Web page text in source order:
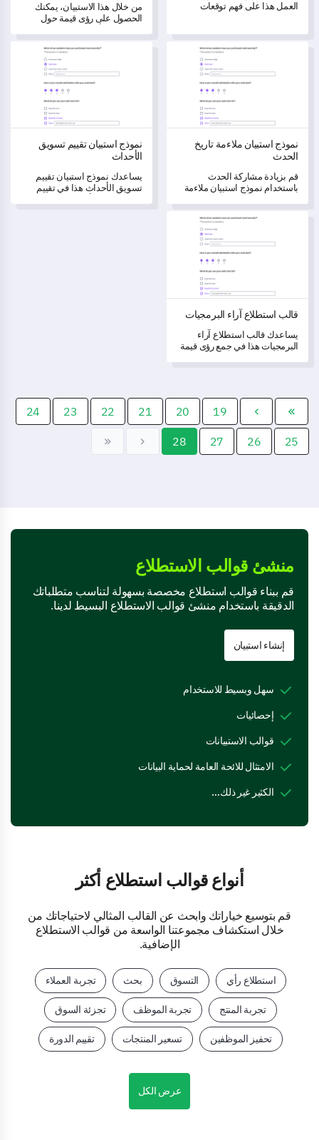
العمل هذا على فهم توقعات
تخصيص حدثك لتحقيق أقصى
من خلال هذا الاستبيان، يمكنك
الحصول على رؤى قيمة حول
باضطرابات المزاج.
نموذج استبيان ملاءمة تاريخ الحدث
نموذج استبيان ملاءمة تاريخ
الحدث
قم بزيادة مشاركة الحدث
باستخدام نموذج استبيان ملاءمة
توافر الحضور وتفضيلاتهم.
نموذج استبيان تقييم تسويق
نموذج استبيان تقييم تسويق
الأحداث
يساعدك نموذج استبيان تقييم
تسويق الأحداث هذا في تقييم
قالب استطلاع آراء البرمجيات
قالب استطلاع آراء البرمجيات
يساعدك قالب استطلاع آراء
البرمجيات هذا في جمع رؤى قيمة
19
20
21
22
23
24
25
26
27
28
منشئ قوالب الاستطلاع
قم ببناء قوالب استطلاع مخصصة بسهولة لتناسب متطلباتك
الدقيقة باستخدام منشئ قوالب الاستطلاع البسيط لدينا.
إنشاء استبيان
سهل وبسيط للاستخدام
إحصائيات
قوالب الاستبيانات
الامتثال للائحة العامة لحماية البيانات
الكثير غير ذلك…
أنواع قوالب استطلاع أكثر
قم بتوسيع خياراتك وابحث عن القالب المثالي لاحتياجاتك من
خلال استكشاف مجموعتنا الواسعة من قوالب الاستطلاع
الإضافية.
استطلاع رأي التسوق بحث تجربة العملاء
تجربة المنتج تجربة الموظف تجزئة السوق
تحفيز الموظفين تسعير المنتجات تقييم الدورة
عرض الكل